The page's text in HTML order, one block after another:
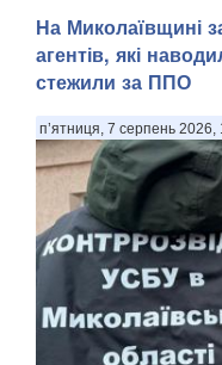
На Миколаївщині
агентів, які
стежили за ППО
п’ятниця, 7 серпень 2026,